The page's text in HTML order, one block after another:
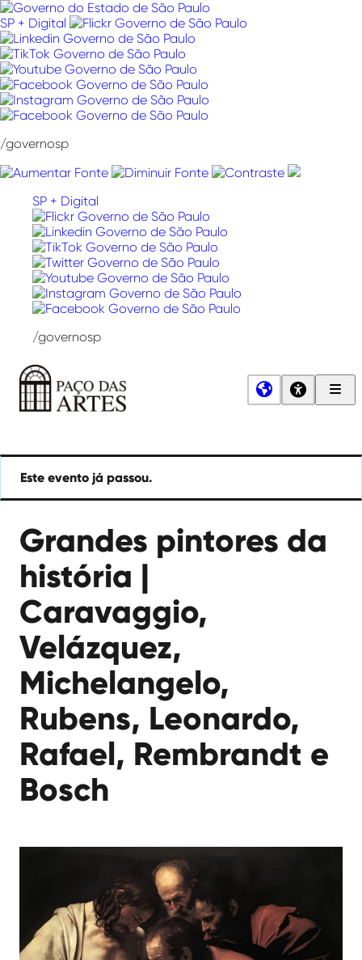
Pular
para
o
conteúdo
SP + Digital
/governosp
SP + Digital
/governosp
Artes
Este evento já passou.
Grandes pintores da
história |
Caravaggio,
Velázquez,
Michelangelo,
Rubens, Leonardo,
Rafael, Rembrandt e
Bosch